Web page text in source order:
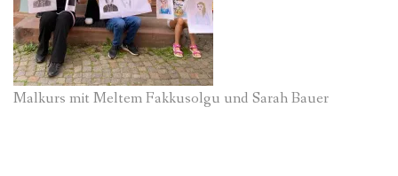
Malkurs mit Meltem Fakkusolgu und Sarah Bauer